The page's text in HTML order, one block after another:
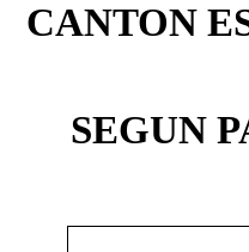
CANTON
SEGUN